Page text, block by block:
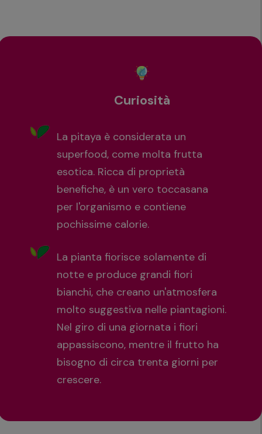
Curiosità
La pitaya è considerata un
superfood, come molta frutta
esotica. Ricca di proprietà
benefiche, è un vero toccasana
per l'organismo e contiene
pochissime calorie.
La pianta fiorisce solamente di
notte e produce grandi fiori
bianchi, che creano un'atmosfera
molto suggestiva nelle piantagioni.
Nel giro di una giornata i fiori
appassiscono, mentre il frutto ha
bisogno di circa trenta giorni per
crescere.